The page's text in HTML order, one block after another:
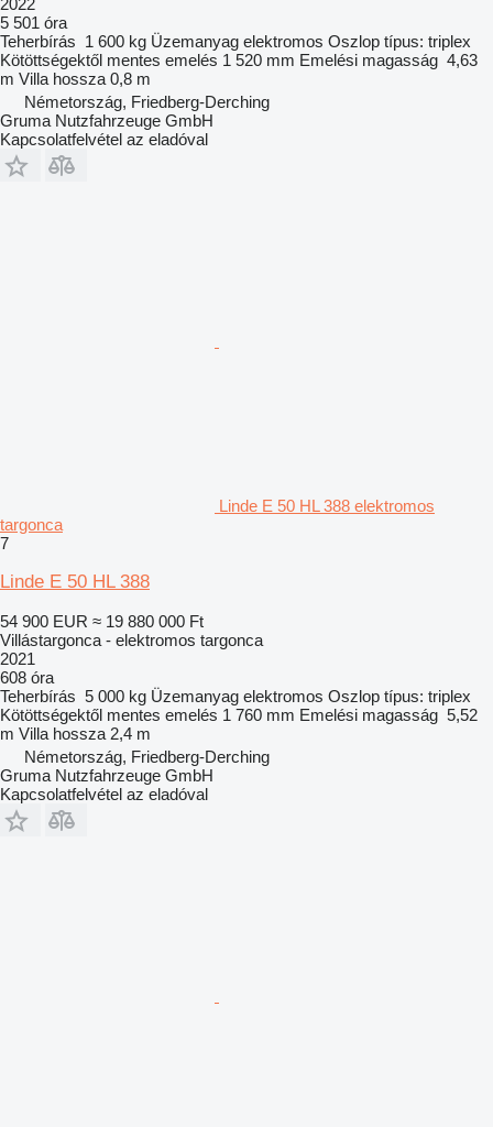
5 501 óra
Teherbírás 1 600 kg Üzemanyag elektromos Oszlop típus: triplex
Kötöttségektől mentes emelés 1 520 mm Emelési magasság 4,63
m Villa hossza 0,8 m
Németország, Friedberg-Derching
Gruma Nutzfahrzeuge GmbH
Kapcsolatfelvétel az eladóval
Linde E 50 HL 388 elektromos
targonca
7
Linde E 50 HL 388
54 900 EUR ≈ 19 880 000 Ft
Villástargonca - elektromos targonca
2021
608 óra
Teherbírás 5 000 kg Üzemanyag elektromos Oszlop típus: triplex
Kötöttségektől mentes emelés 1 760 mm Emelési magasság 5,52
m Villa hossza 2,4 m
Németország, Friedberg-Derching
Gruma Nutzfahrzeuge GmbH
Kapcsolatfelvétel az eladóval